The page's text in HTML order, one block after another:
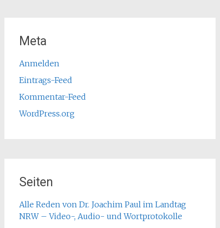
Meta
Anmelden
Eintrags-Feed
Kommentar-Feed
WordPress.org
Seiten
Alle Reden von Dr. Joachim Paul im Landtag
NRW – Video-, Audio- und Wortprotokolle